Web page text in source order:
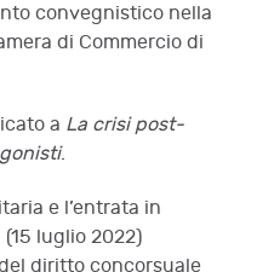
convegnistico nella
di Commercio di
a La crisi post-
.
e l’entrata in
luglio 2022)
diritto concorsuale